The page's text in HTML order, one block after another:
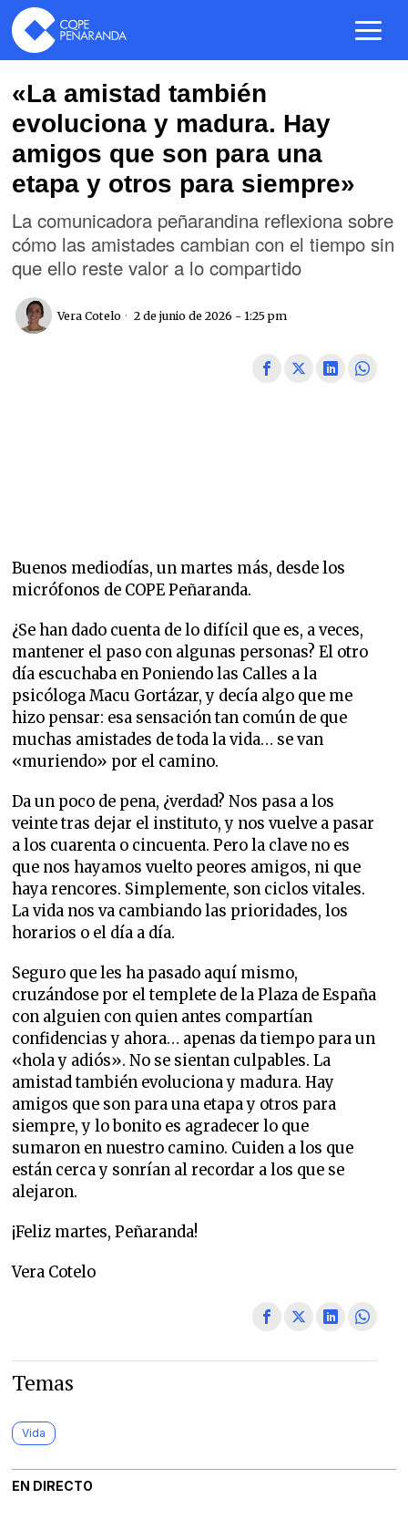
«La amistad también
evoluciona y madura. Hay
amigos que son para una
etapa y otros para siempre»
La comunicadora peñarandina reflexiona sobre
cómo las amistades cambian con el tiempo sin
que ello reste valor a lo compartido
Vera Cotelo 2 de junio de 2026 - 1:25 pm
Buenos mediodías, un martes más, desde los
micrófonos de COPE Peñaranda.
¿Se han dado cuenta de lo difícil que es, a veces,
mantener el paso con algunas personas? El otro
día escuchaba en Poniendo las Calles a la
psicóloga Macu Gortázar, y decía algo que me
hizo pensar: esa sensación tan común de que
muchas amistades de toda la vida… se van
«muriendo» por el camino.
Da un poco de pena, ¿verdad? Nos pasa a los
veinte tras dejar el instituto, y nos vuelve a pasar
a los cuarenta o cincuenta. Pero la clave no es
que nos hayamos vuelto peores amigos, ni que
haya rencores. Simplemente, son ciclos vitales.
La vida nos va cambiando las prioridades, los
horarios o el día a día.
Seguro que les ha pasado aquí mismo,
cruzándose por el templete de la Plaza de España
con alguien con quien antes compartían
confidencias y ahora… apenas da tiempo para un
«hola y adiós». No se sientan culpables. La
amistad también evoluciona y madura. Hay
amigos que son para una etapa y otros para
siempre, y lo bonito es agradecer lo que
sumaron en nuestro camino. Cuiden a los que
están cerca y sonrían al recordar a los que se
alejaron.
¡Feliz martes, Peñaranda!
Vera Cotelo
Temas
Vida
EN DIRECTO